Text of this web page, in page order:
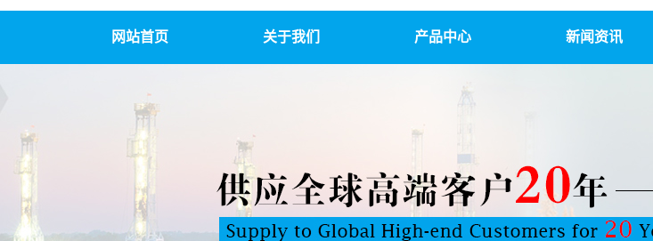
网站首页 关于我们 产品中心
高压锻造及精密铸造
新闻资讯